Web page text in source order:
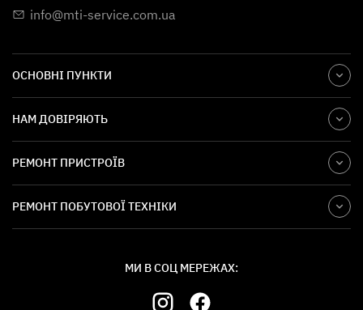
info@mti-service.com.ua
ОСНОВНІ ПУНКТИ
НАМ ДОВІРЯЮТЬ
РЕМОНТ ПРИСТРОЇВ
РЕМОНТ ПОБУТОВОЇ ТЕХНІКИ
МИ В СОЦ МЕРЕЖАХ: